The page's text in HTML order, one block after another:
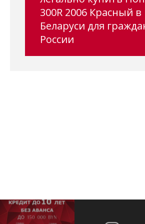
300R 2006 Красный в
Беларуси для
России